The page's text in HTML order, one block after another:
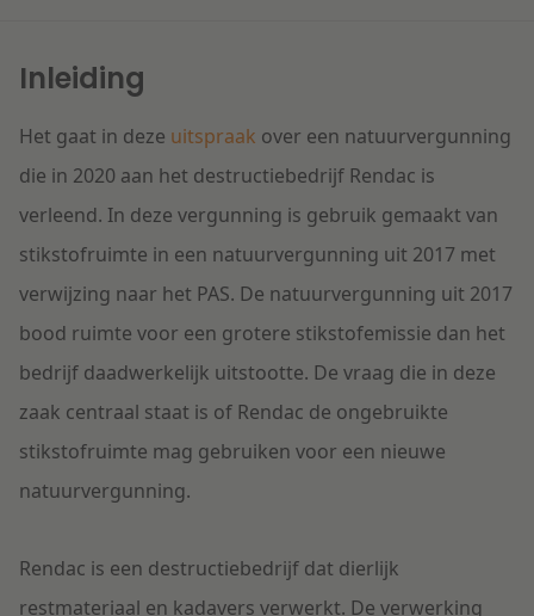
Inleiding
Het gaat in deze uitspraak over een natuurvergunning
die in 2020 aan het destructiebedrijf Rendac is
verleend. In deze vergunning is gebruik gemaakt van
stikstofruimte in een natuurvergunning uit 2017 met
verwijzing naar het PAS. De natuurvergunning uit 2017
bood ruimte voor een grotere stikstofemissie dan het
bedrijf daadwerkelijk uitstootte. De vraag die in deze
zaak centraal staat is of Rendac de ongebruikte
stikstofruimte mag gebruiken voor een nieuwe
natuurvergunning.
Rendac is een destructiebedrijf dat dierlijk
restmateriaal en kadavers verwerkt. De verwerking